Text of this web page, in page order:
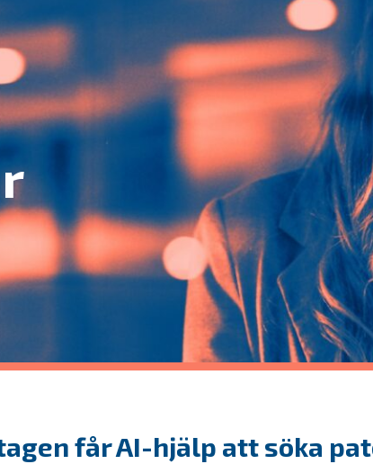
får AI-hjälp att söka